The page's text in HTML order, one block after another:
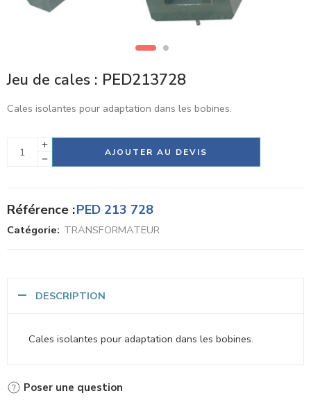
Jeu de cales : PED213728
Cales isolantes pour adaptation dans les bobines.
AJOUTER AU DEVIS
Alternative:
Référence :PED 213 728
Catégorie: TRANSFORMATEUR
DESCRIPTION
Cales isolantes pour adaptation dans les bobines.
Poser une question